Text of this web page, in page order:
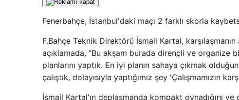
Fenerbahçe, İstanbul'daki maçı 2 farklı skorla
F.Bahçe Teknik Direktörü İsmail Kartal,
açıklamada, “Bu akşam burada dirençli ve organize
planlarını yaptık. En iyi planın sahaya çıkmak
çalıştık, dolayısıyla yaptığımız şey 'Çalışmamızın
İsmail Kartal'ın deplasmanda kompakt oynadığını